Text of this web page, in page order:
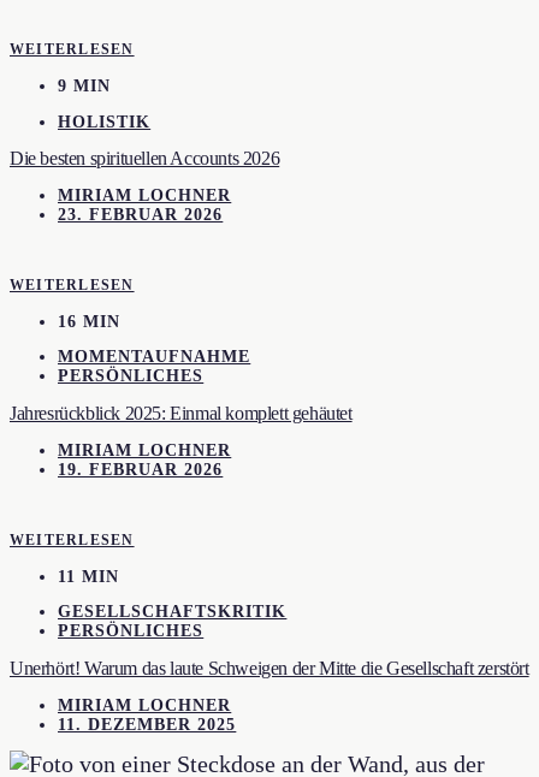
WEITERLESEN
9 MIN
HOLISTIK
Die besten spirituellen Accounts 2026
MIRIAM LOCHNER
23. FEBRUAR 2026
WEITERLESEN
16 MIN
MOMENTAUFNAHME
PERSÖNLICHES
Jahresrückblick 2025: Einmal komplett gehäutet
MIRIAM LOCHNER
19. FEBRUAR 2026
WEITERLESEN
11 MIN
GESELLSCHAFTSKRITIK
PERSÖNLICHES
Unerhört! Warum das laute Schweigen der Mitte die Gesellschaft zerstört
MIRIAM LOCHNER
11. DEZEMBER 2025